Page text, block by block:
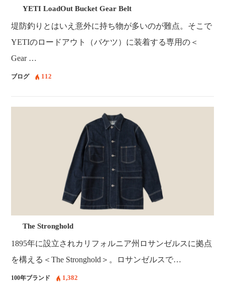
YETI LoadOut Bucket Gear Belt
堤防釣りとはいえ意外に持ち物が多いのが難点。そこで
YETIのロードアウト（バケツ）に装着する専用の＜
Gear …
ブログ 112
The Stronghold
1895年に設立されカリフォルニア州ロサンゼルスに拠点
を構える＜The Stronghold＞。ロサンゼルスで…
100年ブランド 1,382